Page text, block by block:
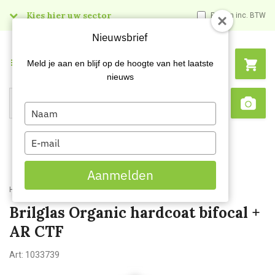
Kies hier uw sector Prijzen inc. BTW
Search
Menu
Home Brilglas Organic hardcoat bifocal + AR CTF
Brilglas Organic hardcoat bifocal +
AR CTF
Art: 1033739
Nieuwsbrief
Meld je aan en blijf op de hoogte van het laatste
nieuws
Type
your
name
Type
your
email
Aanmelden